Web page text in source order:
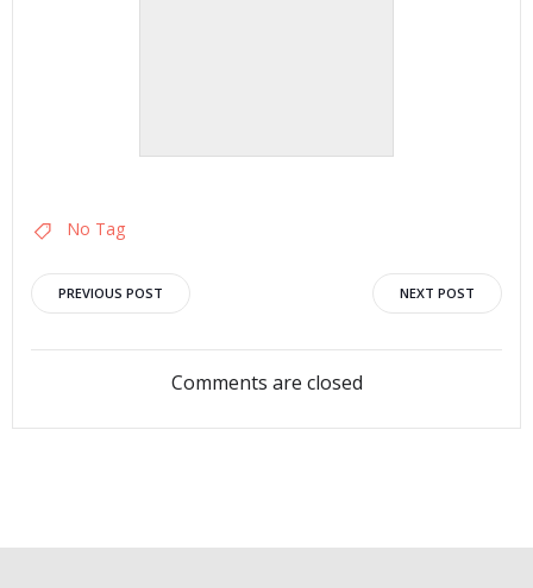
No Tag
Post
navigation
PREVIOUS POST
navigation
NEXT POST
Comments are closed